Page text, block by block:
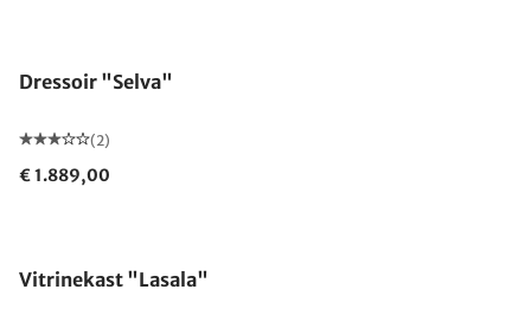
Dressoir "Selva"
(2)
€ 1.889,00
Vitrinekast "Lasala"